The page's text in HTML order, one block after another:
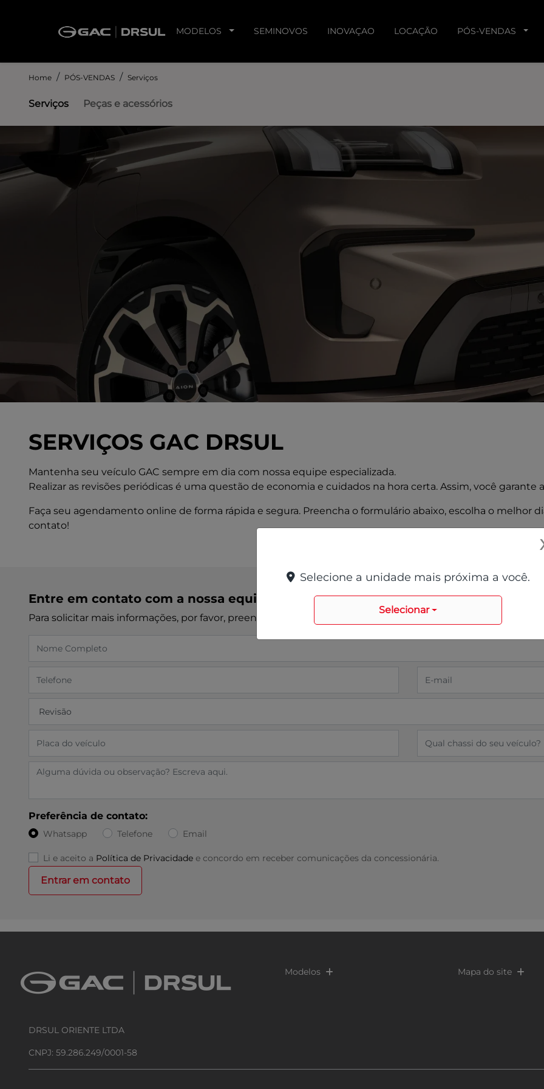
MODELOS SEMINOVOS INOVAÇAO LOCAÇÃO PÓS-VENDAS
Home PÓS-VENDAS Serviços
Serviços Peças e acessórios
SERVIÇOS GAC DRSUL
Mantenha seu veículo GAC sempre em dia com nossa equipe especializada.
Realizar as revisões periódicas é uma questão de economia e cuidados na hora certa. Assim, você
Faça seu agendamento online de forma rápida e segura. Preencha o formulário abaixo, escolha o melhor
contato!
Entre em contato com a nossa equipe
Para solicitar mais informações, por favor, preencha o formulário abaixo que entraremos em contato
Preferência de contato:
Whatsapp Telefone Email
Li e aceito a Política de Privacidade e concordo em receber comunicações da concessionária.
Entrar em contato
Modelos Mapa do site
DRSUL ORIENTE LTDA
CNPJ: 59.286.249/0001-58
Selecione a unidade mais próxima a você.
Selecionar